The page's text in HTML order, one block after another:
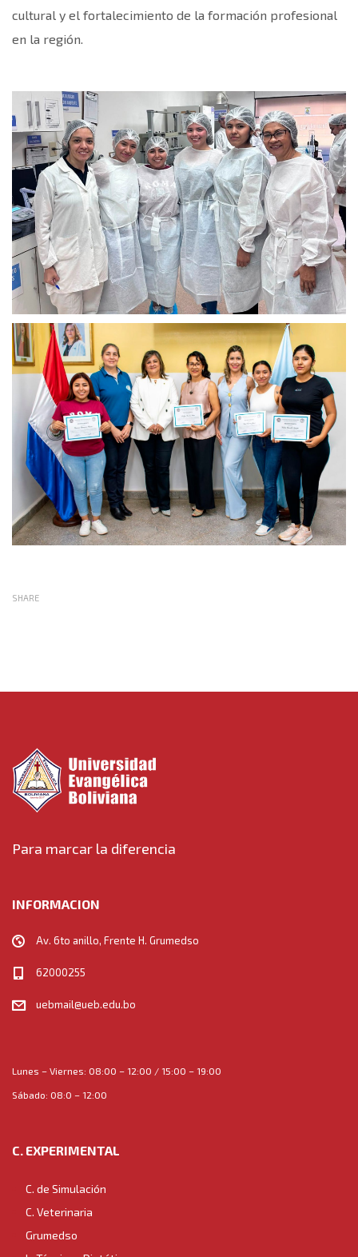
cultural y el fortalecimiento de la formación profesional
en la región.
SHARE
Para marcar la diferencia
INFORMACION
Av. 6to anillo, Frente H. Grumedso
62000255
uebmail@ueb.edu.bo
Lunes – Viernes: 08:00 – 12:00 / 15:00 – 19:00
Sábado: 08:0 – 12:00
C. EXPERIMENTAL
C. de Simulación
C. Veterinaria
Grumedso